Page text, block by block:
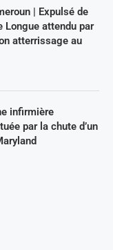
| Expulsé de
Longue attendu par
atterrissage au
infirmière
par la chute d’un